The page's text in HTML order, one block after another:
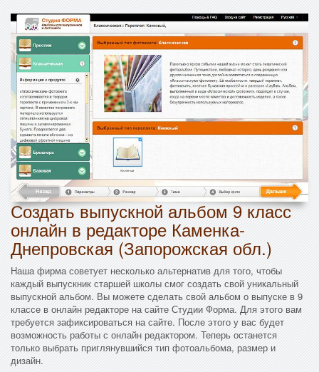
Создать выпускной альбом 9 класс
онлайн в редакторе Каменка-
Днепровская (Запорожская обл.)
Наша фирма советует несколько альтернатив для того, чтобы
каждый выпускник старшей школы смог создать свой уникальный
выпускной альбом. Вы можете сделать свой альбом о выпуске в 9
классе в онлайн редакторе на сайте Студии Форма. Для этого вам
требуется зафиксироваться на сайте. После этого у вас будет
возможность работы с онлайн редактором. Теперь останется
только выбрать приглянувшийся тип фотоальбома, размер и
дизайн.